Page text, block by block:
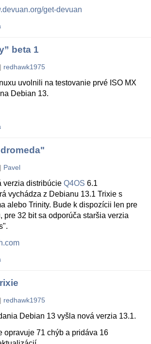
get-devuan
beta 1
| redhawk1975
uvolnili na testovanie prvé ISO MX
Debian 13.
| Pavel
verzia distribúcie Q4OS 6.1
vychádza z Debianu 13.1 Trixie s
alebo Trinity. Bude k dispozícii len pre
pre 32 bit sa odporúča staršia verzia
| redhawk1975
Debian 13 vyšla nová verzia 13.1.
opravuje 71 chýb a pridáva 16